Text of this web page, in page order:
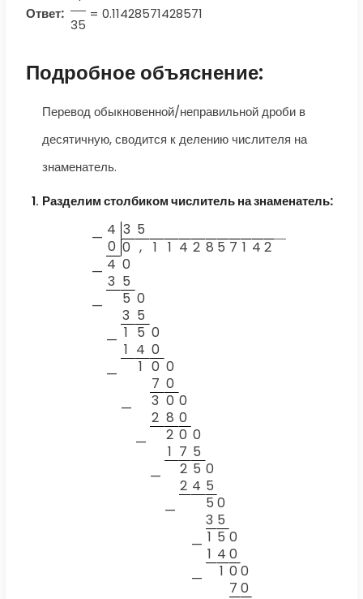
Ответ:
35
= 0.11428571428571
Подробное объяснение:
Перевод обыкновенной/неправильной дроби в
десятичную, сводится к делению числителя на
знаменатель.
Разделим столбиком числитель на знаменатель:
— 4 3 5
0 0 , 1 1 4 2 8 5 7 1 4 2
— 4 0
3 5
—
5 0
3 5
— 1 5 0
1 4 0
—
1 0 0
7 0
—
3 0 0
2 8 0
—
2 0 0
1 7 5
—
2 5 0
2 4 5
—
5 0
3 5
— 1 5 0
1 4 0
—
1 0 0
7 0